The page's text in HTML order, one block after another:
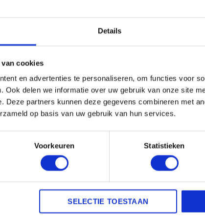
Details
cookies
en advertenties te personaliseren, om functies voor
Ook delen we informatie over uw gebruik van onze site
Deze partners kunnen deze gegevens combineren met
op basis van uw gebruik van hun services.
Voorkeuren Statistieken
SELECTIE TOESTAAN
goed inwrijven en laten intrekken. Na deze
de Jason Markk cleaning kit. Geschikt voor
ANDERE BEKEKEN OOK